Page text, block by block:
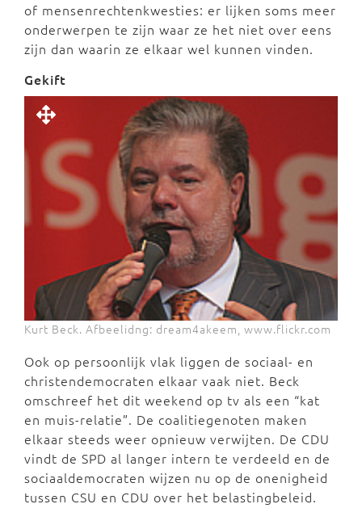
of mensenrechtenkwesties: er lijken soms meer
onderwerpen te zijn waar ze het niet over eens
zijn dan waarin ze elkaar wel kunnen vinden.
Gekift
Kurt Beck. Afbeelidng: dream4akeem, www.flickr.com
Ook op persoonlijk vlak liggen de sociaal- en
christendemocraten elkaar vaak niet. Beck
omschreef het dit weekend op tv als een “kat
en muis-relatie”. De coalitiegenoten maken
elkaar steeds weer opnieuw verwijten. De CDU
vindt de SPD al langer intern te verdeeld en de
sociaaldemocraten wijzen nu op de onenigheid
tussen CSU en CDU over het belastingbeleid.